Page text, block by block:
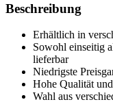
Beschreibung
Erhältlich in
Sowohl einseitig
lieferbar
Niedrigste
Hohe Qualität
Wahl aus